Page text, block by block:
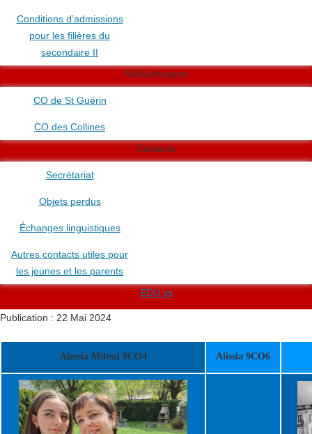
Conditions d’admissions
pour les filières du
secondaire II
Médiathèques
CO de St Guérin
CO des Collines
Contacts
Secrétariat
Objets perdus
Échanges linguistiques
Autres contacts utiles pour
les jeunes et les parents
EDU.vs
Publication : 22 Mai 2024
Alessia Milessi 9CO4 Alissia 9CO6